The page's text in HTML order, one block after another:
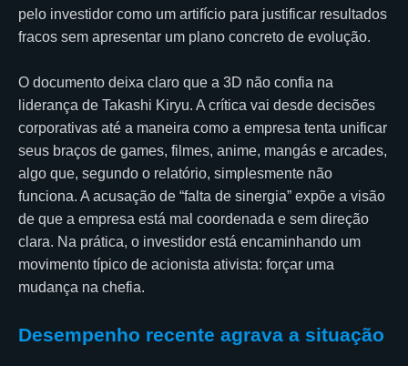
pelo investidor como um artifício para justificar resultados
fracos sem apresentar um plano concreto de evolução.
O documento deixa claro que a 3D não confia na
liderança de Takashi Kiryu. A crítica vai desde decisões
corporativas até a maneira como a empresa tenta unificar
seus braços de games, filmes, anime, mangás e arcades,
algo que, segundo o relatório, simplesmente não
funciona. A acusação de “falta de sinergia” expõe a visão
de que a empresa está mal coordenada e sem direção
clara. Na prática, o investidor está encaminhando um
movimento típico de acionista ativista: forçar uma
mudança na chefia.
Desempenho recente agrava a situação